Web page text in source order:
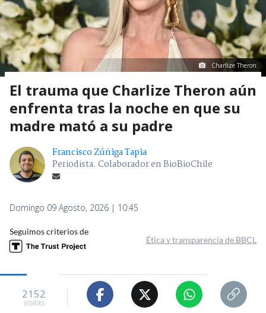
Charlize Theron
El trauma que Charlize Theron aún
enfrenta tras la noche en que su
madre mató a su padre
Francisco Zúñiga Tapia
Periodista. Colaborador en BioBioChile
Domingo 09 Agosto, 2026 | 10:45
Seguimos criterios de
Ética y transparencia de BBCL
2152
visitas